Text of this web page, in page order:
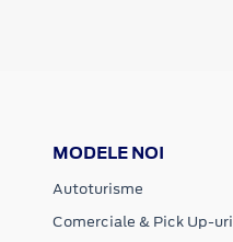
MODELE NOI
Autoturisme
Comerciale & Pick Up-uri